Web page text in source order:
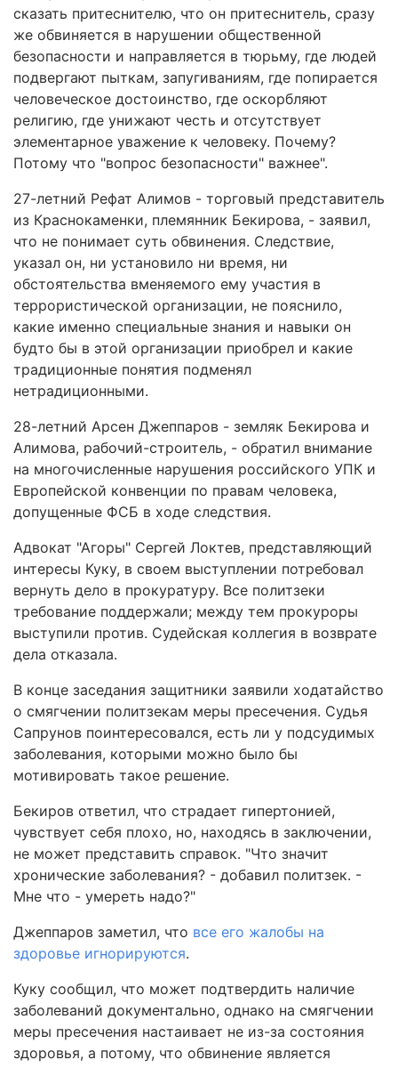
сказать притеснителю, что он притеснитель, сразу
же обвиняется в нарушении общественной
безопасности и направляется в тюрьму, где людей
подвергают пыткам, запугиваниям, где попирается
человеческое достоинство, где оскорбляют
религию, где унижают честь и отсутствует
элементарное уважение к человеку. Почему?
Потому что "вопрос безопасности" важнее".
27-летний Рефат Алимов - торговый представитель
из Краснокаменки, племянник Бекирова, - заявил,
что не понимает суть обвинения. Следствие,
указал он, ни установило ни время, ни
обстоятельства вменяемого ему участия в
террористической организации, не пояснило,
какие именно специальные знания и навыки он
будто бы в этой организации приобрел и какие
традиционные понятия подменял
нетрадиционными.
28-летний Арсен Джеппаров - земляк Бекирова и
Алимова, рабочий-строитель, - обратил внимание
на многочисленные нарушения российского УПК и
Европейской конвенции по правам человека,
допущенные ФСБ в ходе следствия.
Адвокат "Агоры" Сергей Локтев, представляющий
интересы Куку, в своем выступлении потребовал
вернуть дело в прокуратуру. Все политзеки
требование поддержали; между тем прокуроры
выступили против. Судейская коллегия в возврате
дела отказала.
В конце заседания защитники заявили ходатайство
о смягчении политзекам меры пресечения. Судья
Сапрунов поинтересовался, есть ли у подсудимых
заболевания, которыми можно было бы
мотивировать такое решение.
Бекиров ответил, что страдает гипертонией,
чувствует себя плохо, но, находясь в заключении,
не может представить справок. "Что значит
хронические заболевания? - добавил политзек. -
Мне что - умереть надо?"
Джеппаров заметил, что все его жалобы на
здоровье игнорируются.
Куку сообщил, что может подтвердить наличие
заболеваний документально, однако на смягчении
меры пресечения настаивает не из-за состояния
здоровья, а потому, что обвинение является